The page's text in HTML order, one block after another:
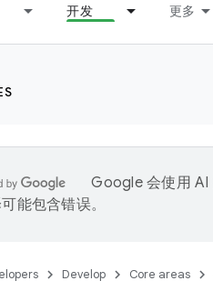
开发 更多
Google 会使用 AI
能包含错误。
Develop Core areas